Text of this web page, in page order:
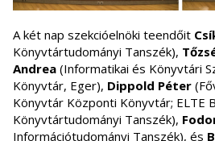
A két nap szekcióelnöki teendőit
Könyvtártudományi Tanszék),
Andrea (Informatikai és Könyvtári
Könyvtár, Eger), Dippold Péter
Könyvtár Központi Könyvtár; ELTE
Könyvtártudományi Tanszék),
Információtudományi Tanszék), és